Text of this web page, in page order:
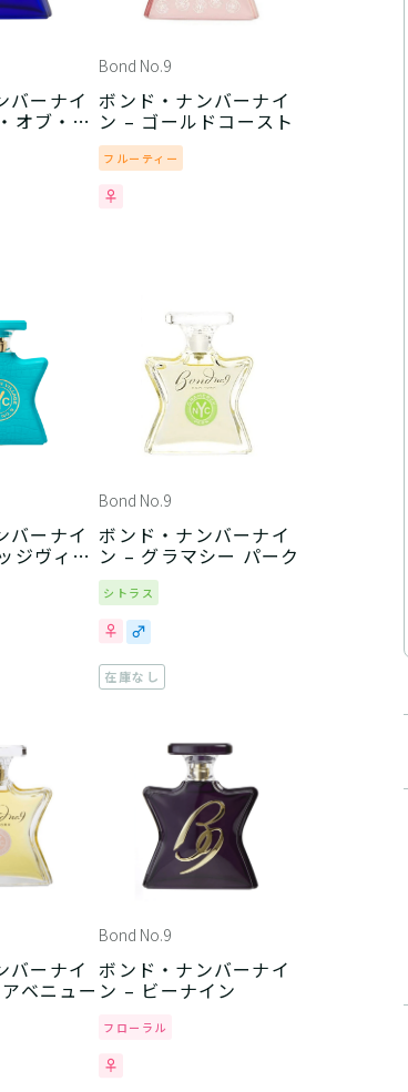
バーナイ
オブ・ピ
Bond No.9
ボンド・ナンバーナイ
ン – ゴールドコースト
フルーティー
バーナイ
ジヴィレ
Bond No.9
ボンド・ナンバーナイ
ン – グラマシー パーク
シトラス
在庫なし
バーナイ
ベニュー
Bond No.9
ボンド・ナンバーナイ
ン – ビーナイン
フローラル